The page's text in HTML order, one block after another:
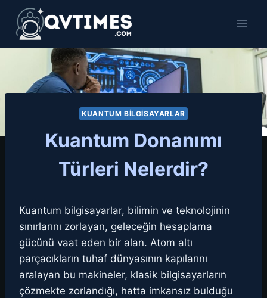
content
KUANTUM BILGISAYARLAR
Kuantum Donanımı
Türleri Nelerdir?
Kuantum bilgisayarlar, bilimin ve teknolojinin
sınırlarını zorlayan, geleceğin hesaplama
gücünü vaat eden bir alan. Atom altı
parçacıkların tuhaf dünyasının kapılarını
aralayan bu makineler, klasik bilgisayarların
çözmekte zorlandığı, hatta imkansız bulduğu